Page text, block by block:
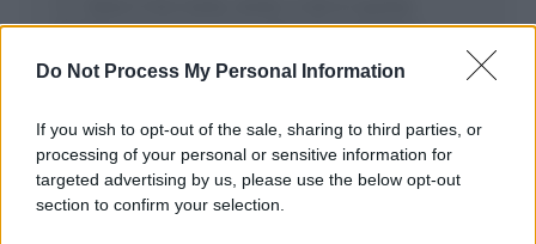
Do Not Process My Personal Information
If you wish to opt-out of the sale, sharing to third parties, or
processing of your personal or sensitive information for
targeted advertising by us, please use the below opt-out
section to confirm your selection.
browser per la prossima volta che commento.